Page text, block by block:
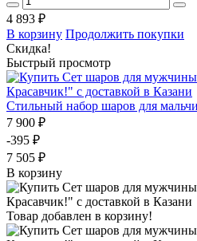
4 893 ₽
В корзину Продолжить покупки
Скидка!
Быстрый просмотр
Стильный набор шаров для
7 900 ₽
-395 ₽
7 505 ₽
В корзину
Товар добавлен в корзину!